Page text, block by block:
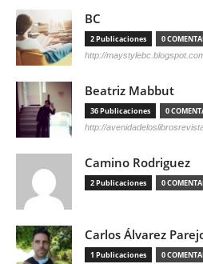
BC
2 Publicaciones 0
http://
Beatriz Mabbut
36 Publicaciones 0
http://
Camino Rodriguez
2 Publicaciones 0
Carlos Álvarez
1 Publicaciones 0